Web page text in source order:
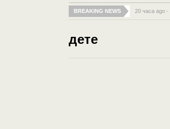
BREAKING NEWS 20 часа ago -
дете